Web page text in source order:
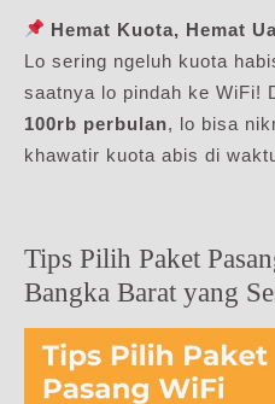
Hemat Kuota, Hemat
Lo sering ngeluh kuota
saatnya lo pindah ke WiFi!
100rb perbulan, lo bisa
khawatir kuota abis di
Tips Pilih Paket
Bangka Barat yang